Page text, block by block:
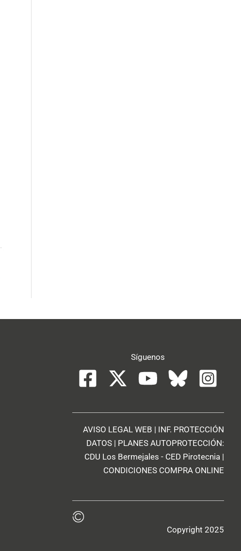
Síguenos
AVISO LEGAL WEB | INF. PROTECCIÓN
DATOS | PLANES AUTOPROTECCIÓN:
CDU Los Bermejales - CED Pirotecnia |
CONDICIONES COMPRA ONLINE
Copyright 2025